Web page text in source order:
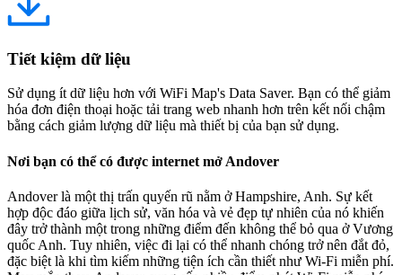
Tiết kiệm dữ liệu
Sử dụng ít dữ liệu hơn với WiFi Map's Data Saver. Bạn có thể giảm
hóa đơn điện thoại hoặc tải trang web nhanh hơn trên kết nối chậm
bằng cách giảm lượng dữ liệu mà thiết bị của bạn sử dụng.
Nơi bạn có thể có được internet mở Andover
Andover là một thị trấn quyến rũ nằm ở Hampshire, Anh. Sự kết
hợp độc đáo giữa lịch sử, văn hóa và vẻ đẹp tự nhiên của nó khiến
đây trở thành một trong những điểm đến không thể bỏ qua ở Vương
quốc Anh. Tuy nhiên, việc đi lại có thể nhanh chóng trở nên đắt đỏ,
đặc biệt là khi tìm kiếm những tiện ích cần thiết như Wi-Fi miễn phí.